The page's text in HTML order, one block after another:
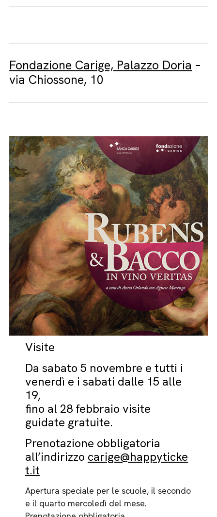
Fondazione Carige, Palazzo Doria –
via Chiossone, 10
Visite
Da sabato 5 novembre e tutti i
venerdì e i sabati dalle 15 alle
19,
fino al 28 febbraio visite
guidate gratuite.
Prenotazione obbligatoria
all’indirizzo carige@happyticke
t.it
Apertura speciale per le scuole, il secondo
e il quarto mercoledì del mese.